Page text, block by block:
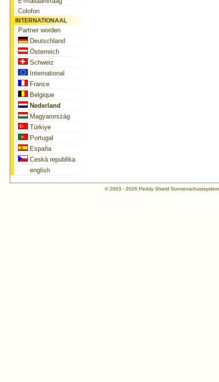
Colofon
INTERNATIONAAL
Partner worden
Deutschland
Österreich
Schweiz
International
France
Belgique
Nederland
Magyarország
Türkiye
Portugal
España
Ceská republika
english
© 2003 - 2026 Peddy Shield